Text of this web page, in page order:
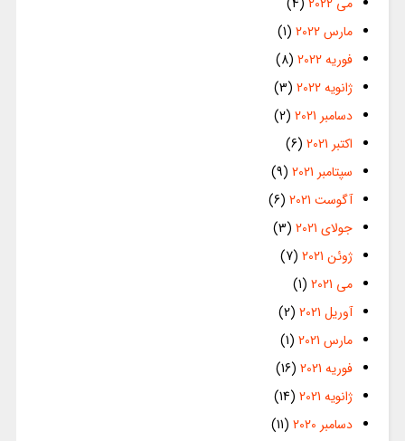
مارس 2022
(1)
فوریه 2022
(8)
ژانویه 2022
(3)
دسامبر 2021
(2)
اکتبر 2021
(6)
سپتامبر 2021
(9)
آگوست 2021
(6)
جولای 2021
(3)
ژوئن 2021
(7)
می 2021
(1)
آوریل 2021
(2)
مارس 2021
(1)
فوریه 2021
(16)
ژانویه 2021
(14)
دسامبر 2020
(11)